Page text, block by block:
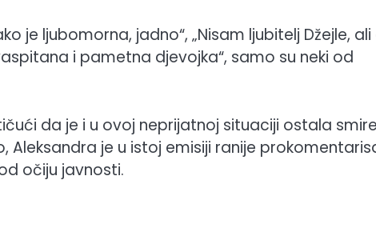
je ljubomorna, jadno“, „Nisam ljubitelj Džejle,
i pametna djevojka“, samo su neki od
da je i u ovoj neprijatnoj situaciji ostala
je u istoj emisiji ranije
očiju javnosti.